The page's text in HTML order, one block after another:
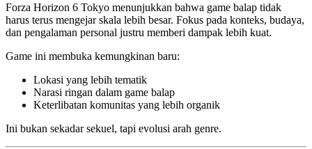
Forza Horizon 6 Tokyo menunjukkan bahwa game balap tidak
harus terus mengejar skala lebih besar. Fokus pada konteks, budaya,
dan pengalaman personal justru memberi dampak lebih kuat.
Game ini membuka kemungkinan baru:
Lokasi yang lebih tematik
Narasi ringan dalam game balap
Keterlibatan komunitas yang lebih organik
Ini bukan sekadar sekuel, tapi evolusi arah genre.